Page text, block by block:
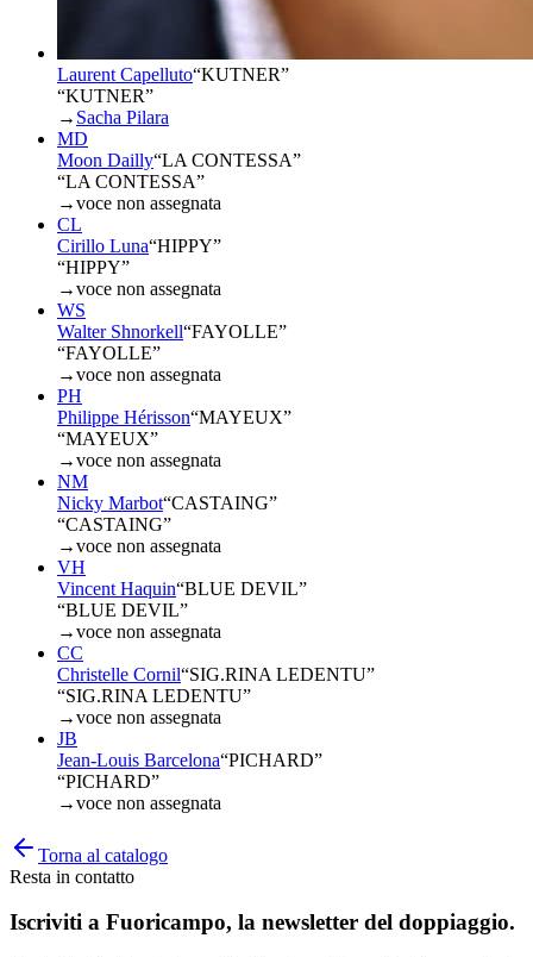
Laurent Capelluto“KUTNER”
“KUTNER”
→ Sacha Pilara
MD
Moon Dailly“LA CONTESSA”
“LA CONTESSA”
→voce non assegnata
CL
Cirillo Luna“HIPPY”
“HIPPY”
→voce non assegnata
WS
Walter Shnorkell“FAYOLLE”
“FAYOLLE”
→voce non assegnata
PH
Philippe Hérisson“MAYEUX”
“MAYEUX”
→voce non assegnata
NM
Nicky Marbot“CASTAING”
“CASTAING”
→voce non assegnata
VH
Vincent Haquin“BLUE DEVIL”
“BLUE DEVIL”
→voce non assegnata
CC
Christelle Cornil“SIG.RINA LEDENTU”
“SIG.RINA LEDENTU”
→voce non assegnata
JB
Jean-Louis Barcelona“PICHARD”
“PICHARD”
→voce non assegnata
Torna al catalogo
Resta in contatto
Iscriviti a Fuoricampo, la newsletter del doppiaggio.